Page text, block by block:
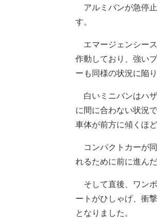
アルミバンが急停
す。
エマージェンシー
作動しており、強い
ーも同様の状況に陥り
白いミニバンはハ
に間に合わない状況
車体が前方に傾くほ
コンパクトカーが
れるために前に進ん
そして直後、ワン
ートがひしゃげ、衝
となりました。